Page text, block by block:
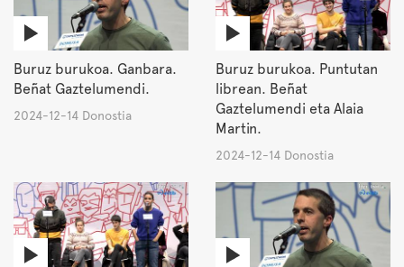
Buruz burukoa. Ganbara.
Beñat Gaztelumendi.
2024-12-14 Donostia
Buruz burukoa. Puntutan
librean. Beñat
Gaztelumendi eta Alaia
Martin.
2024-12-14 Donostia